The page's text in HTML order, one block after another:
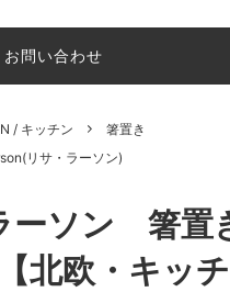
インテリア雑貨
サ・ラーソン)
グ・熨斗（のし）
お問い合わせ
/ キッチン
箸置き
リサ・ラーソン)
ーソン 箸置
北欧・キッチ